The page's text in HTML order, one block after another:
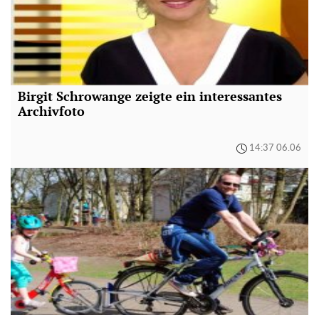
Birgit Schrowange zeigte ein interessantes
Archivfoto
14:37 06.06